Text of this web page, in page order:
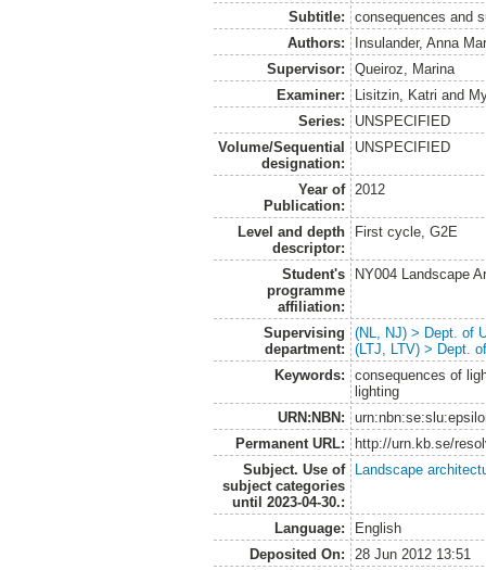
Subtitle:
consequences and
Authors:
Insulander, Anna
Supervisor:
Queiroz, Marina
Examiner:
Lisitzin, Katri and
Series:
UNSPECIFIED
Volume/Sequential
designation:
UNSPECIFIED
Year of
Publication:
2012
Level and depth
descriptor:
First cycle, G2E
Student's
programme
affiliation:
NY004 Landscape
Supervising
department:
(NL, NJ) > Dept. of
(LTJ, LTV) > Dept.
Keywords:
consequences of
lighting
URN:NBN:
Permanent URL:
http://urn.kb.se/
Subject. Use of
subject categories
until 2023-04-30.:
Landscape
Language:
English
Deposited On:
28 Jun 2012 13:51